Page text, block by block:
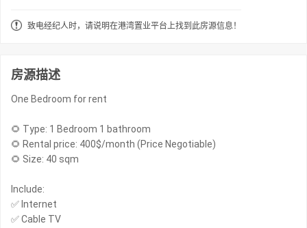
致电经纪人时，请说明在港湾置业平台上找到此房源信息！
房源描述
One Bedroom for rent
🌻 Type: 1 Bedroom 1 bathroom
🌻 Rental price: 400$/month (Price Negotiable)
🌻 Size: 40 sqm
Include:
✅ Internet
✅ Cable TV